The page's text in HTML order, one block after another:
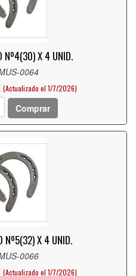
Nº4(30) X 4 UNID.
0064
(Actualizado el 1/7/2026)
Comprar
Nº5(32) X 4 UNID.
0066
(Actualizado el 1/7/2026)